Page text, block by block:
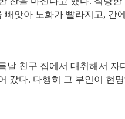
빼앗아 노화가 빨라지고, 간
날 친구 집에서 대취해서 자
갔다. 다행히 그 부인이 현